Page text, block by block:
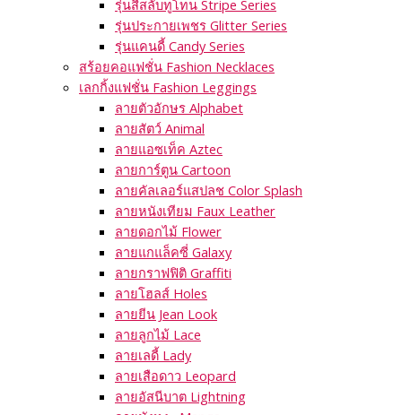
รุ่นสีสลับทูโทน Stripe Series
รุ่นประกายเพชร Glitter Series
รุ่นแคนดี้ Candy Series
สร้อยคอแฟชั่น Fashion Necklaces
เลกกิ้งแฟชั่น Fashion Leggings
ลายตัวอักษร Alphabet
ลายสัตว์ Animal
ลายแอซเท็ค Aztec
ลายการ์ตูน Cartoon
ลายคัลเลอร์แสปลช Color Splash
ลายหนังเทียม Faux Leather
ลายดอกไม้ Flower
ลายแกแล็คซี่ Galaxy
ลายกราฟฟิติ Graffiti
ลายโฮลส์ Holes
ลายยีน Jean Look
ลายลูกไม้ Lace
ลายเลดี้ Lady
ลายเสือดาว Leopard
ลายอัสนีบาต Lightning